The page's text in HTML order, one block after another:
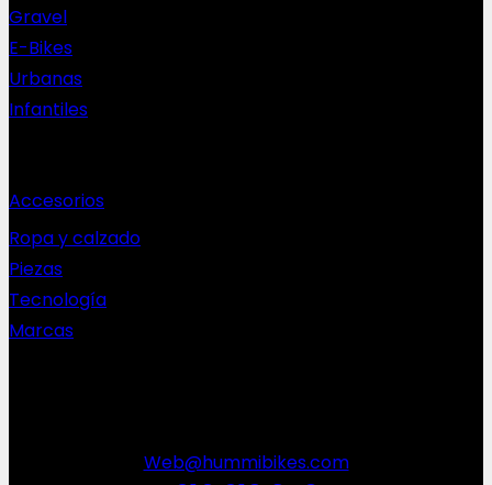
Gravel
E-Bikes
Urbanas
Infantiles
Accesorios
Ropa y calzado
Piezas
Tecnología
Marcas
Web@hummibikes.com